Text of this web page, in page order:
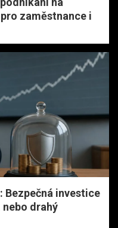
zaměstnance i
investice
drahý